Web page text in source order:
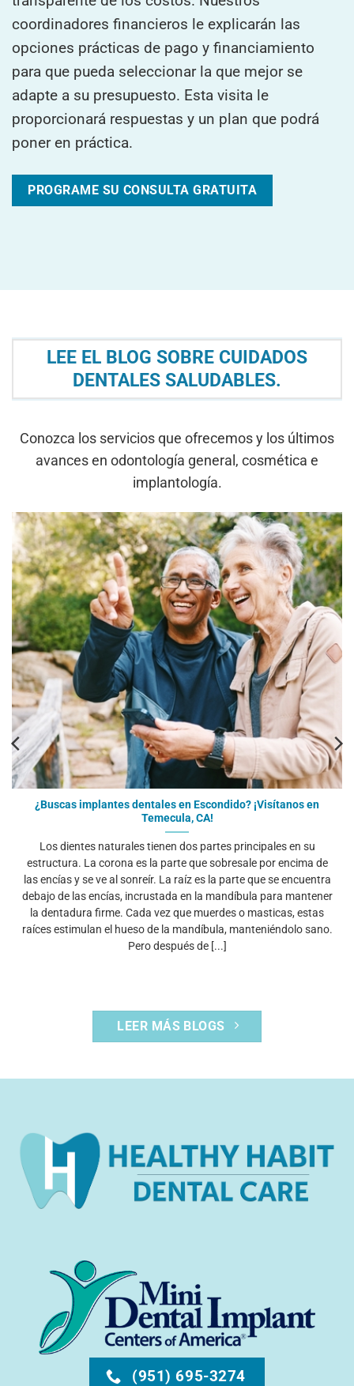
coordinadores financieros le explicarán las
opciones prácticas de pago y financiamiento
para que pueda seleccionar la que mejor se
adapte a su presupuesto. Esta visita le
proporcionará respuestas y un plan que podrá
poner en práctica.
PROGRAME SU CONSULTA GRATUITA
LEE EL BLOG SOBRE CUIDADOS
DENTALES SALUDABLES.
Conozca los servicios que ofrecemos y los últimos
avances en odontología general, cosmética e
implantología.
¿Buscas implantes dentales en Escondido? ¡Visítanos en
Temecula, CA!
Los dientes naturales tienen dos partes principales en su
estructura. La corona es la parte que sobresale por encima de
las encías y se ve al sonreír. La raíz es la parte que se encuentra
debajo de las encías, incrustada en la mandíbula para mantener
la dentadura firme. Cada vez que muerdes o masticas, estas
raíces estimulan el hueso de la mandíbula, manteniéndolo sano.
Pero después de [...]
LEER MÁS BLOGS
(951) 695-3274